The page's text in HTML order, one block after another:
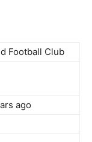
Football Club
ago